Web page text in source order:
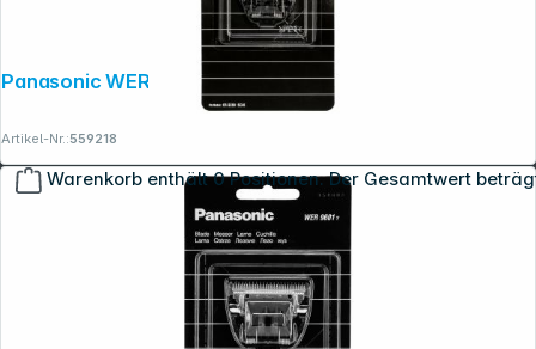
Warenkorb enthält 0 Positionen. Der Gesamtwert
Panasonic WER 9521 Y1361
Artikel-Nr.:559218